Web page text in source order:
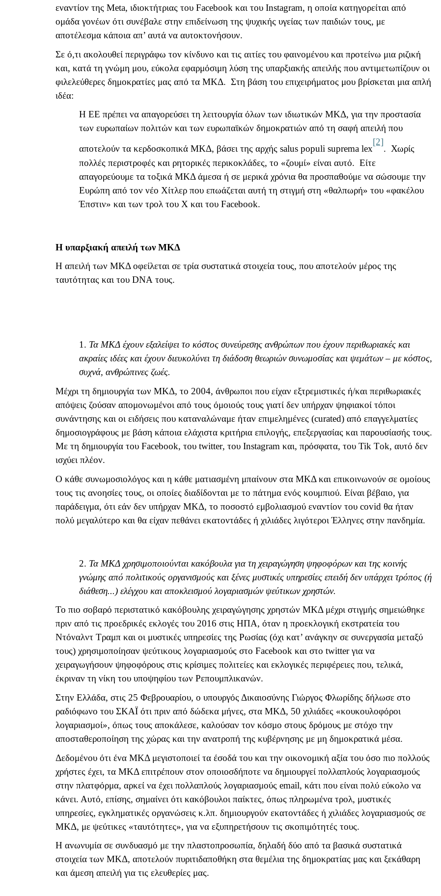
εναντίον της Meta, ιδιοκτήτριας του Facebook και του Instagram, η οποία κατηγορείται από
ομάδα γονέων ότι συνέβαλε στην επιδείνωση της ψυχικής υγείας των παιδιών τους, με
αποτέλεσμα κάποια απ’ αυτά να αυτοκτονήσουν.
Σε ό,τι ακολουθεί περιγράφω τον κίνδυνο και τις αιτίες του φαινομένου και προτείνω μια ριζική
και, κατά τη γνώμη μου, εύκολα εφαρμόσιμη λύση της υπαρξιακής απειλής που αντιμετωπίζουν οι
φιλελεύθερες δημοκρατίες μας από τα ΜΚΔ. Στη βάση του επιχειρήματος μου βρίσκεται μια απλή
ιδέα:
Η ΕΕ πρέπει να απαγορεύσει τη λειτουργία όλων των ιδιωτικών ΜΚΔ, για την προστασία
των ευρωπαίων πολιτών και των ευρωπαϊκών δημοκρατιών από τη σαφή απειλή που
αποτελούν τα κερδοσκοπικά ΜΚΔ, βάσει της αρχής salus populi suprema lex
[2]
. Χωρίς
πολλές περιστροφές και ρητορικές περικοκλάδες, το «ζουμί» είναι αυτό. Είτε
απαγορεύουμε τα τοξικά ΜΚΔ άμεσα ή σε μερικά χρόνια θα προσπαθούμε να σώσουμε την
Ευρώπη από τον νέο Χίτλερ που επωάζεται αυτή τη στιγμή στη «θαλπωρή» του «φακέλου
Έπστιν» και των τρολ του Χ και του Facebook.
Η υπαρξιακή απειλή των ΜΚΔ
Η απειλή των ΜΚΔ οφείλεται σε τρία συστατικά στοιχεία τους, που αποτελούν μέρος της
ταυτότητας και του DNA τους.
1. Τα ΜΚΔ έχουν εξαλείψει το κόστος συνεύρεσης ανθρώπων που έχουν περιθωριακές και
ακραίες ιδέες και έχουν διευκολύνει τη διάδοση θεωριών συνωμοσίας και ψεμάτων – με κόστος,
συχνά, ανθρώπινες ζωές.
Μέχρι τη δημιουργία των ΜΚΔ, το 2004, άνθρωποι που είχαν εξτρεμιστικές ή/και περιθωριακές
απόψεις ζούσαν απομονωμένοι από τους όμοιούς τους γιατί δεν υπήρχαν ψηφιακοί τόποι
συνάντησης και οι ειδήσεις που καταναλώναμε ήταν επιμελημένες (curated) από επαγγελματίες
δημοσιογράφους με βάση κάποια ελάχιστα κριτήρια επιλογής, επεξεργασίας και παρουσίασής τους.
Με τη δημιουργία του Facebook, του twitter, του Instagram και, πρόσφατα, του Tik Tok, αυτό δεν
ισχύει πλέον.
Ο κάθε συνωμοσιολόγος και η κάθε ματιασμένη μπαίνουν στα ΜΚΔ και επικοινωνούν σε ομοίους
τους τις ανοησίες τους, οι οποίες διαδίδονται με το πάτημα ενός κουμπιού. Είναι βέβαιο, για
παράδειγμα, ότι εάν δεν υπήρχαν ΜΚΔ, το ποσοστό εμβολιασμού εναντίον του covid θα ήταν
πολύ μεγαλύτερο και θα είχαν πεθάνει εκατοντάδες ή χιλιάδες λιγότεροι Έλληνες στην πανδημία.
2. Τα ΜΚΔ χρησιμοποιούνται κακόβουλα για τη χειραγώγηση ψηφοφόρων και της κοινής
γνώμης από πολιτικούς οργανισμούς και ξένες μυστικές υπηρεσίες επειδή δεν υπάρχει τρόπος (ή
διάθεση...) ελέγχου και αποκλεισμού λογαριασμών ψεύτικων χρηστών.
Το πιο σοβαρό περιστατικό κακόβουλης χειραγώγησης χρηστών ΜΚΔ μέχρι στιγμής σημειώθηκε
πριν από τις προεδρικές εκλογές του 2016 στις ΗΠΑ, όταν η προεκλογική εκστρατεία του
Ντόναλντ Τραμπ και οι μυστικές υπηρεσίες της Ρωσίας (όχι κατ’ ανάγκην σε συνεργασία μεταξύ
τους) χρησιμοποίησαν ψεύτικους λογαριασμούς στο Facebook και στο twitterγια να
χειραγωγήσουν ψηφοφόρους στις κρίσιμες πολιτείες και εκλογικές περιφέρειες που, τελικά,
έκριναν τη νίκη του υποψηφίου των Ρεπουμπλικανών.
Στην Ελλάδα, στις 25 Φεβρουαρίου, ο υπουργός Δικαιοσύνης Γιώργος Φλωρίδης δήλωσε στο
ραδιόφωνο του ΣΚΑΪ ότι πριν από δώδεκα μήνες, στα ΜΚΔ, 50 χιλιάδες «κουκουλοφόροι
λογαριασμοί», όπως τους αποκάλεσε, καλούσαν τον κόσμο στους δρόμους με στόχο την
αποσταθεροποίηση της χώρας και την ανατροπή της κυβέρνησης με μη δημοκρατικά μέσα.
Δεδομένου ότι ένα ΜΚΔ μεγιστοποιεί τα έσοδά του και την οικονομική αξία του όσο πιο πολλούς
χρήστες έχει, τα ΜΚΔ επιτρέπουν στον οποιοσδήποτε να δημιουργεί πολλαπλούς λογαριασμούς
στην πλατφόρμα, αρκεί να έχει πολλαπλούς λογαριασμούς email, κάτι που είναι πολύ εύκολο να
κάνει. Αυτό, επίσης, σημαίνει ότι κακόβουλοι παίκτες, όπως πληρωμένα τρολ, μυστικές
υπηρεσίες, εγκληματικές οργανώσεις κ.λπ. δημιουργούν εκατοντάδες ή χιλιάδες λογαριασμούς σε
ΜΚΔ, με ψεύτικες «ταυτότητες», για να εξυπηρετήσουν τις σκοπιμότητές τους.
Η ανωνυμία σε συνδυασμό με την πλαστοπροσωπία, δηλαδή δύο από τα βασικά συστατικά
στοιχεία των ΜΚΔ, αποτελούν πυριτιδαποθήκη στα θεμέλια της δημοκρατίας μας και ξεκάθαρη
και άμεση απειλή για τις ελευθερίες μας.